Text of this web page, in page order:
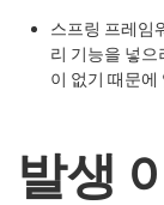
스프링 프레임
리 기능을 넣
이 없기 때문
발생